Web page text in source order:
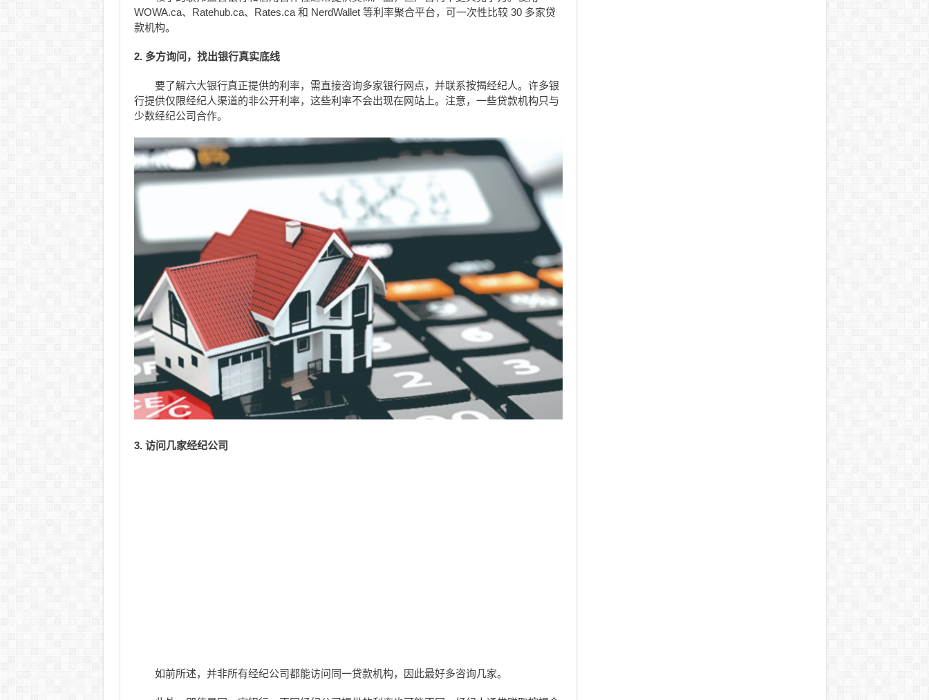
WOWA.ca、Ratehub.ca、Rates.ca 和 NerdWallet 等利率聚合平台，可一次性比较 30 多家贷
款机构。
2. 多方询问，找出银行真实底线
要了解六大银行真正提供的利率，需直接咨询多家银行网点，并联系按揭经纪人。许多银
行提供仅限经纪人渠道的非公开利率，这些利率不会出现在网站上。注意，一些贷款机构只与
少数经纪公司合作。
3. 访问几家经纪公司
如前所述，并非所有经纪公司都能访问同一贷款机构，因此最好多咨询几家。